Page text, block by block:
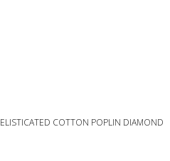
ELISTICATED COTTON POPLIN DIAMOND